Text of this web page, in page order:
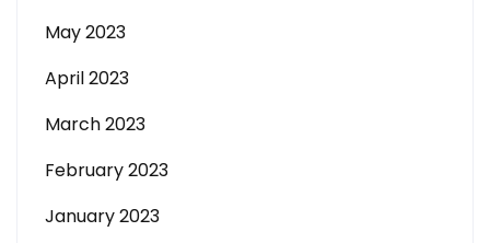
May 2023
April 2023
March 2023
February 2023
January 2023